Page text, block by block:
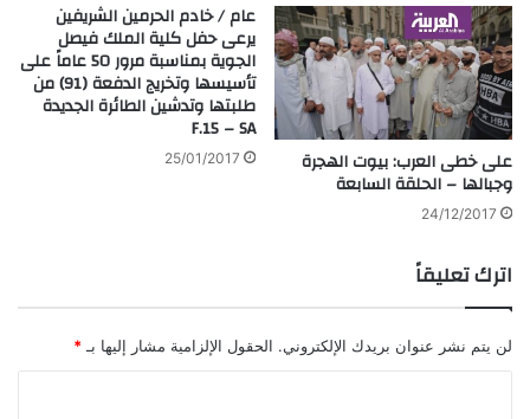
على خطى العرب: بيوت الهجرة
وجبالها – الحلقة السابعة
24/12/2017
عام / خادم الحرمين الشريفين
يرعى حفل كلية الملك فيصل
الجوية بمناسبة مرور 50 عاماً على
تأسيسها وتخريج الدفعة (91) من
طلبتها وتدشين الطائرة الجديدة
F.15 – SA
25/01/2017
اترك تعليقاً
لن يتم نشر عنوان بريدك الإلكتروني. الحقول الإلزامية مشار إليها بـ *